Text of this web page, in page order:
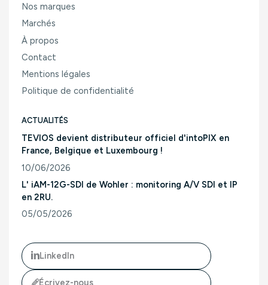
Nos marques
Marchés
À propos
Contact
Mentions légales
Politique de confidentialité
ACTUALITÉS
TEVIOS devient distributeur officiel d'intoPIX en
France, Belgique et Luxembourg !
10/06/2026
Consulter l'article "TEVIOS devient distributeur officiel
L' iAM-12G-SDI de Wohler : monitoring A/V SDI et IP
en 2RU.
05/05/2026
LinkedIn
Écrivez-nous